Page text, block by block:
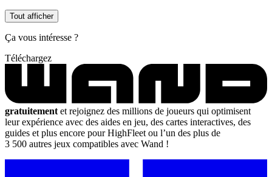
Tout afficher
Ça vous intéresse ?
Téléchargez
gratuitement et rejoignez des millions de joueurs qui optimisent
leur expérience avec des aides en jeu, des cartes interactives, des
guides et plus encore pour HighFleet ou l’un des plus de
3 500 autres jeux compatibles avec Wand !